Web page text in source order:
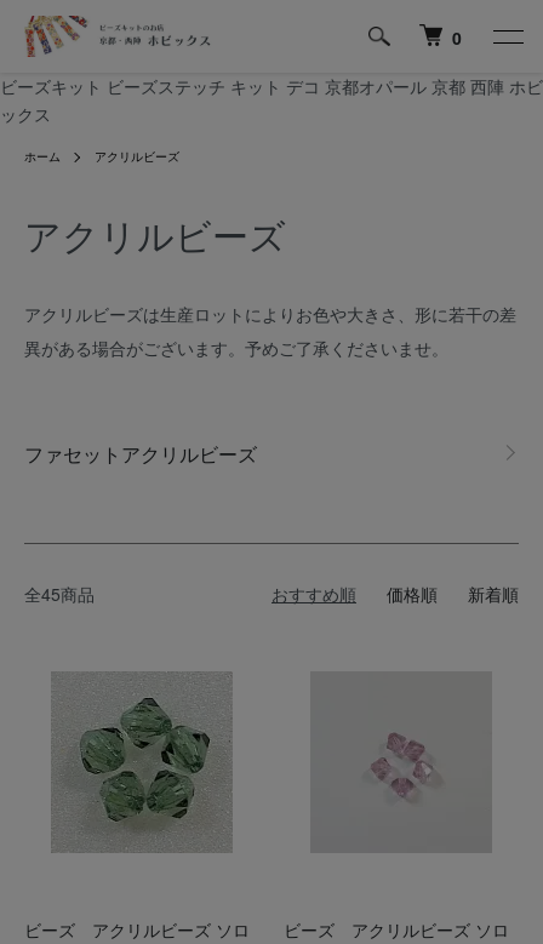
ビーズキット ビーズステッチ キット デコ 京都オパール 京都 西陣 ホビ
ックス
0
ホーム アクリルビーズ
アクリルビーズ
アクリルビーズは生産ロットによりお色や大きさ、形に若干の差
異がある場合がございます。予めご了承くださいませ。
グループ一覧
ファセットアクリルビーズ
全45商品 おすすめ順 価格順 新着順
ビーズ アクリルビーズ ソロ
ビーズ アクリルビーズ ソロ